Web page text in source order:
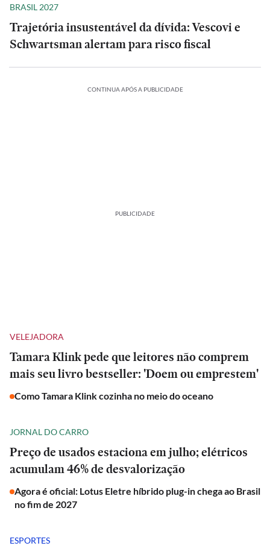
BRASIL 2027
Trajetória insustentável da dívida: Vescovi e
Schwartsman alertam para risco fiscal
CONTINUA APÓS A PUBLICIDADE
PUBLICIDADE
VELEJADORA
Tamara Klink pede que leitores não comprem
mais seu livro bestseller: 'Doem ou emprestem'
Como Tamara Klink cozinha no meio do oceano
JORNAL DO CARRO
Preço de usados estaciona em julho; elétricos
acumulam 46% de desvalorização
Agora é oficial: Lotus Eletre híbrido plug-in chega ao Brasil
no fim de 2027
ESPORTES